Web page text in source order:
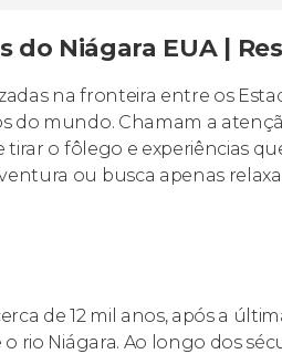
do Niágara EUA |
na fronteira entre os
do mundo. Chamam a
o fôlego e experiências
ou busca apenas
de 12 mil anos, após a
rio Niágara. Ao longo dos